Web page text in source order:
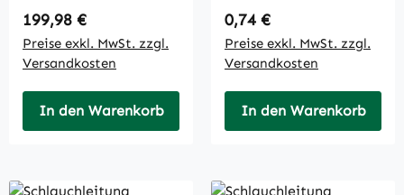
Regulärer Preis:
199,98 €
Preise exkl. MwSt. zzgl.
Versandkosten
In den Warenkorb
Regulärer Preis:
0,74 €
Preise exkl. MwSt. zzgl.
Versandkosten
In den Warenkorb